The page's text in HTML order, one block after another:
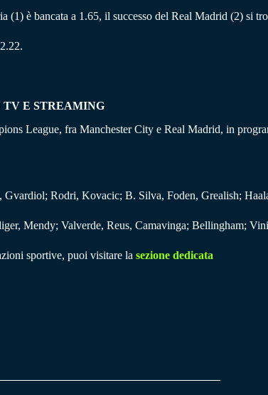
(1) è bancata a 1.65, il successo del Real Madrid (2) si
E STREAMING
League, fra Manchester City e Real Madrid, in
Gvardiol; Rodri, Kovacic; B. Silva, Foden, Grealish;
Mendy; Valverde, Reus, Camavinga; Bellingham;
sportive, puoi visitare la sezione dedicata